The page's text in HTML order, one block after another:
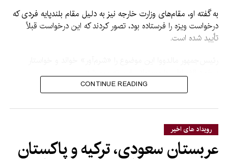
به گفته او، مقام‌های وزارت خارجه نیز به دلیل مقام بلندپایه فردی که
درخواست ویزه را فرستاده بود، تصور کردند که این درخواست قبلاً
تأیید شده است.
برخورد انضباطی با مسئولان این تصمیم شد.
ساندو گفت: «براساس اطلاعاتی که در اختیار دارم، یکی از معینان
وزارت زراعت بررسی نکرده بود که سیاست جمهوری مالدووا در قبال
او افزود که حکومت به وی گفته است با هدف جلوگیری از تکرار
چنین مواردی، با مقام‌های مسئول برخورد انضباطی خواهد شد.
CONTINUE READING
رویداد های اخیر
عربستان سعودی، ترکیه و پاکستان